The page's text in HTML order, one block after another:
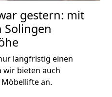
gestern: mit
langfristig einen
bieten auch
an.